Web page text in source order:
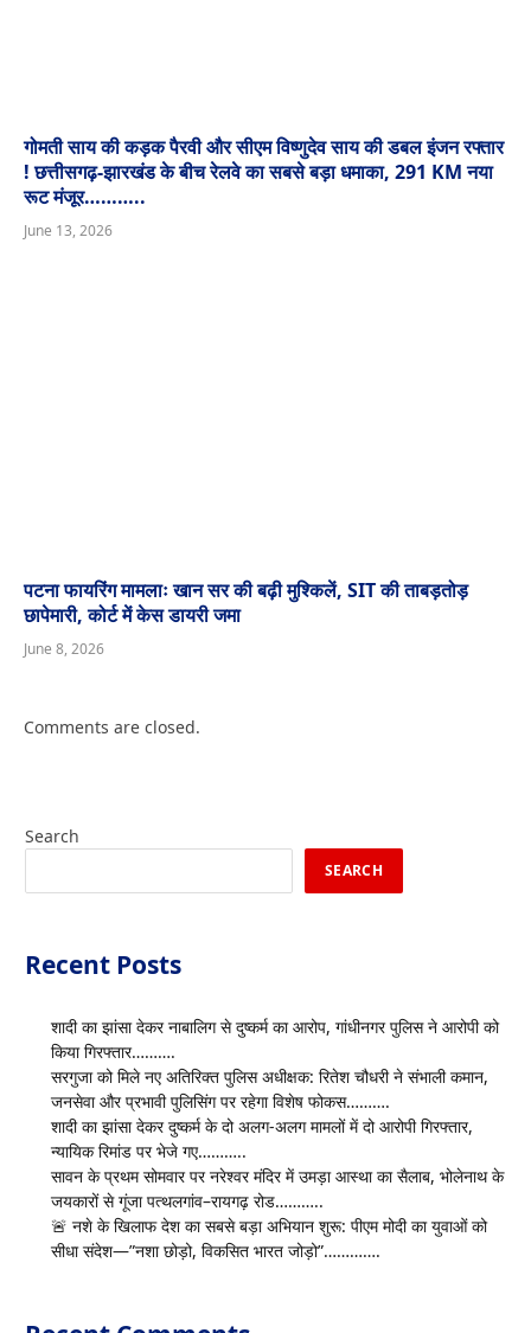
गोमती साय की कड़क पैरवी और सीएम विष्णुदेव साय की डबल इंजन रफ्तार
! छत्तीसगढ़-झारखंड के बीच रेलवे का सबसे बड़ा धमाका, 291 KM नया
रूट मंजूर………..
June 13, 2026
पटना फायरिंग मामलाः खान सर की बढ़ी मुश्किलें, SIT की ताबड़तोड़
छापेमारी, कोर्ट में केस डायरी जमा
June 8, 2026
Comments are closed.
Search
SEARCH
Recent Posts
शादी का झांसा देकर नाबालिग से दुष्कर्म का आरोप, गांधीनगर पुलिस ने आरोपी को
किया गिरफ्तार……….
सरगुजा को मिले नए अतिरिक्त पुलिस अधीक्षक: रितेश चौधरी ने संभाली कमान,
जनसेवा और प्रभावी पुलिसिंग पर रहेगा विशेष फोकस……….
शादी का झांसा देकर दुष्कर्म के दो अलग-अलग मामलों में दो आरोपी गिरफ्तार,
न्यायिक रिमांड पर भेजे गए………..
सावन के प्रथम सोमवार पर नरेश्वर मंदिर में उमड़ा आस्था का सैलाब, भोलेनाथ के
जयकारों से गूंजा पत्थलगांव–रायगढ़ रोड………..
🚨 नशे के खिलाफ देश का सबसे बड़ा अभियान शुरू: पीएम मोदी का युवाओं को
सीधा संदेश—”नशा छोड़ो, विकसित भारत जोड़ो”………….